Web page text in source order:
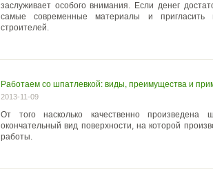
заслуживает особого внимания. Если денег
самые современные материалы и пригласить
строителей.
Работаем со шпатлевкой: виды, преимущества и
2013-11-09
От того насколько качественно произведена
окончательный вид поверхности, на которой
работы.